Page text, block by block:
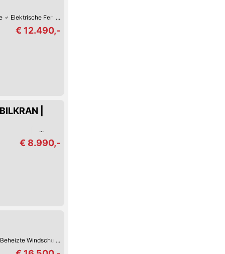
Elektrische Fensterheber
€ 12.490,-
|
€ 8.990,-
Beheizte Windschutzscheibe